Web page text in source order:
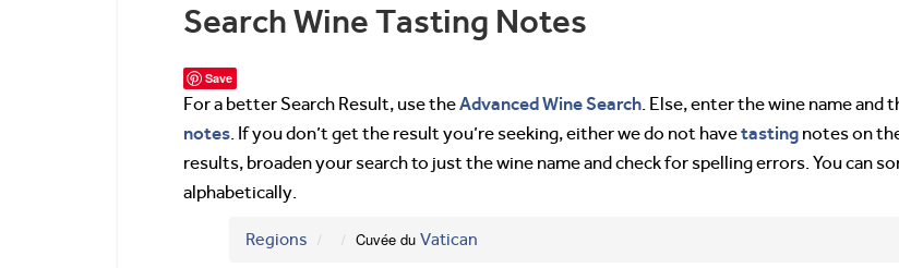
Search Wine Tasting Notes
Save
For a better Search Result, use theAdvanced Wine Search. Else, enter the wine name
notes. If you don’t get the result you’re seeking, either we do not havetasting notes on
results, broaden your search to just the wine name and check for spelling errors. You can
alphabetically.
Regions Cuvée du Vatican